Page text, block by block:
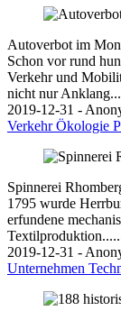
Autoverbot im
Schon vor rund
Verkehr und
nicht nur
2019-12-31 -
VerkehrÖkologie
Spinnerei
1795 wurde
erfundene
2019-12-31 -
Unternehmen